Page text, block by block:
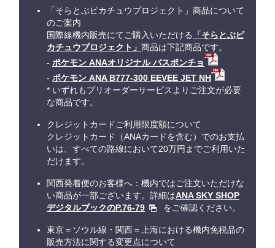
「そらとぶピカチュウプロジェクト」商品について
のご案内
国際線機内販売にてご購入いただける
「そらとぶピ
カチュウプロジェクト」 商品は下記商品です。
- ポケモン ANAオリジナル バスポンチョ
- ポケモン ANA B777-300 EEVEE JET NH
* いずれもプリオーダーサービスよりご注文が必要
な商品です。
クレジットカードご利用限度額について
クレジットカード（ANAカードを含む）でのお支払
いは、すべての路線において20万円までご利用いた
だけます。
関西発着便のお客様へ：機内ではご注文いただけな
い商品が一部ございます。詳細はANA SKY SHOP
デジタルブックのP.76-79
をご確認ください。
東京＝ソウル線・関西＝上海における機内免税品の
販売方法に関する変更点について